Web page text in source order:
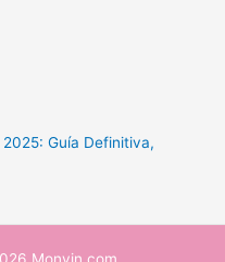
Guía Definitiva,